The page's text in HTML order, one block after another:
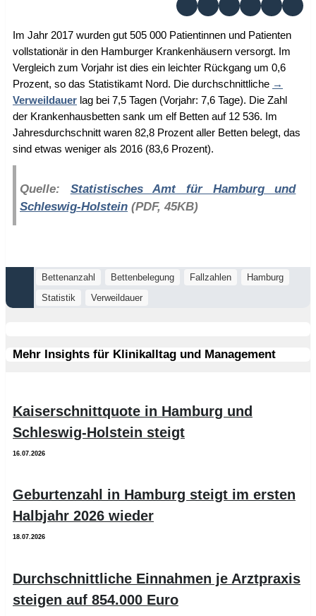
Im Jahr 2017 wurden gut 505 000 Patientinnen und Patienten
vollstationär in den Hamburger Krankenhäusern versorgt. Im
Vergleich zum Vorjahr ist dies ein leichter Rückgang um 0,6
Prozent, so das Statistikamt Nord. Die durchschnittliche
Verweildauer lag bei 7,5 Tagen (Vorjahr: 7,6 Tage). Die Zahl
der Krankenhausbetten sank um elf Betten auf 12 536. Im
Jahresdurchschnitt waren 82,8 Prozent aller Betten belegt, das
sind etwas weniger als 2016 (83,6 Prozent).
Quelle: Statistisches Amt für Hamburg und
Schleswig-Holstein (PDF, 45KB)
Bettenanzahl Bettenbelegung Fallzahlen
Hamburg
Statistik
Verweildauer
Mehr Insights für Klinikalltag und Management
Kaiserschnittquote in Hamburg und
Schleswig-Holstein steigt
16.07.2026
Geburtenzahl in Hamburg steigt im ersten
Halbjahr 2026 wieder
18.07.2026
Durchschnittliche Einnahmen je Arztpraxis
steigen auf 854.000 Euro